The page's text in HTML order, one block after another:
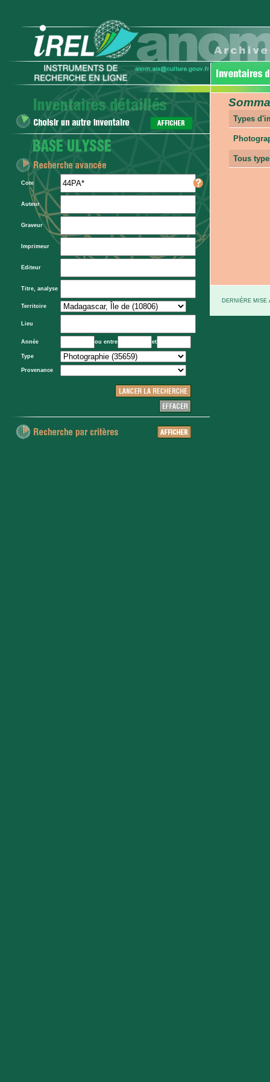
Cote
Auteur
Graveur
Imprimeur
Editeur
Titre, analyse
Territoire
Lieu
Année ou entre et
Type
Provenance
Types
Tous
DERNIÈRE MISE